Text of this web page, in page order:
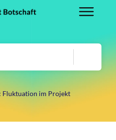
Fluktuation im Projekt